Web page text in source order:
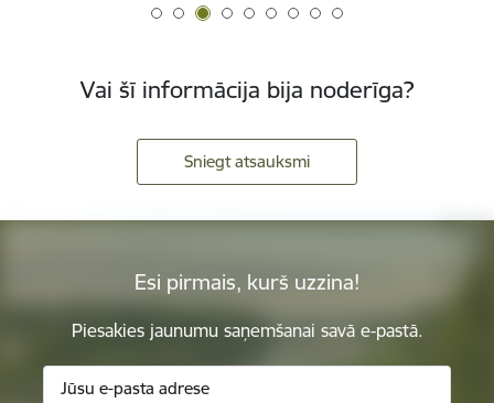
Vai šī informācija bija noderīga?
Sniegt atsauksmi
Esi pirmais, kurš uzzina!
Piesakies jaunumu saņemšanai savā e-pastā.